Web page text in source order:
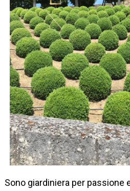
Sono giardiniera per passione